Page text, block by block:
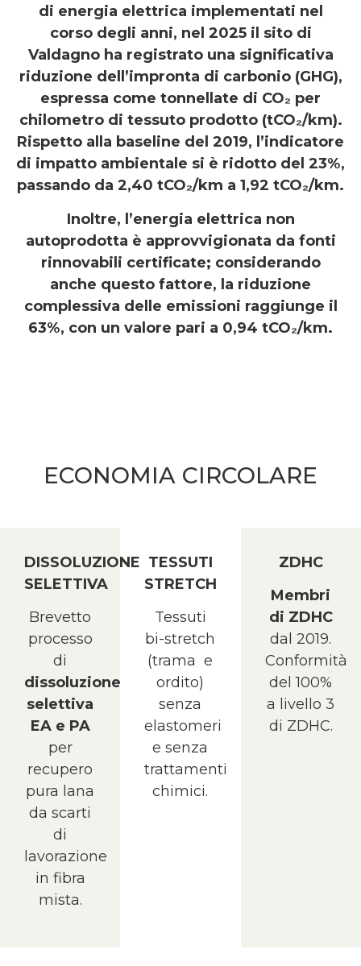
di energia elettrica implementati nel
corso degli anni, nel 2025 il sito di
Valdagno ha registrato una significativa
riduzione dell’impronta di carbonio (GHG),
espressa come tonnellate di CO₂ per
chilometro di tessuto prodotto (tCO₂/km).
Rispetto alla baseline del 2019, l’indicatore
di impatto ambientale si è ridotto del 23%,
passando da 2,40 tCO₂/km a 1,92 tCO₂/km.
Inoltre, l’energia elettrica non
autoprodotta è approvvigionata da fonti
rinnovabili certificate; considerando
anche questo fattore, la riduzione
complessiva delle emissioni raggiunge il
63%, con un valore pari a 0,94 tCO₂/km.
ECONOMIA CIRCOLARE
DISSOLUZIONE
SELETTIVA
Brevetto
processo
di
dissoluzione
selettiva
EA e PA
per
recupero
pura lana
da scarti
di
lavorazione
in fibra
mista.
TESSUTI
STRETCH
Tessuti
bi-stretch
(trama e
ordito)
senza
elastomeri
e senza
trattamenti
chimici.
ZDHC
Membri
di ZDHC
dal 2019.
Conformità
del 100%
a livello 3
di ZDHC.